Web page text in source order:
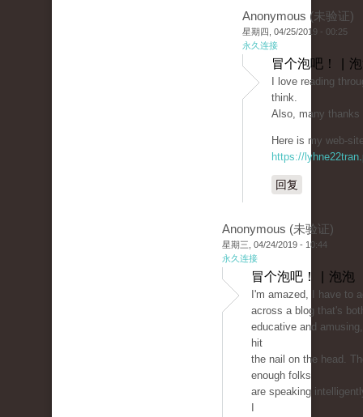
Anonymous (未验证)
星期四, 04/25/2019 - 00:25
永久连接
冒个泡吧！ |
I love reading
think.
Also, many thanks
Here is my web-
https://
回复
Anonymous (未验证)
星期三, 04/24/2019 - 10:44
永久连接
冒个泡吧！ | 泡泡
I'm amazed, I have to
across a blog that's
educative and
hit
the nail on the head.
enough folks
are speaking